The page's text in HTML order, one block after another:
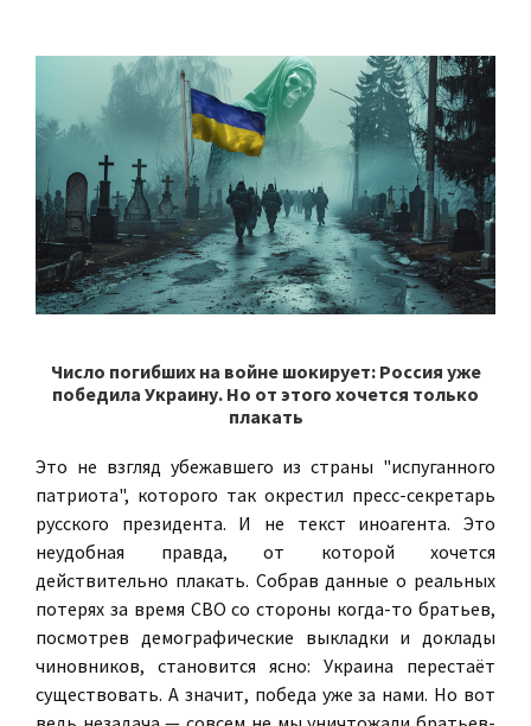
Число погибших на войне шокирует: Россия уже
победила Украину. Но от этого хочется только
плакать
Это не взгляд убежавшего из страны "испуганного
патриота", которого так окрестил пресс-секретарь
русского президента. И не текст иноагента. Это
неудобная правда, от которой хочется
действительно плакать. Собрав данные о реальных
потерях за время СВО со стороны когда-то братьев,
посмотрев демографические выкладки и доклады
чиновников, становится ясно: Украина перестаёт
существовать. А значит, победа уже за нами. Но вот